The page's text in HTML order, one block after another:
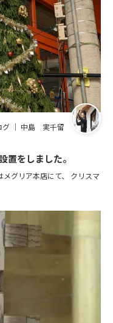
グ ｜ 中島 実千留
置をしました。
グリア本店にて、 クリスマ